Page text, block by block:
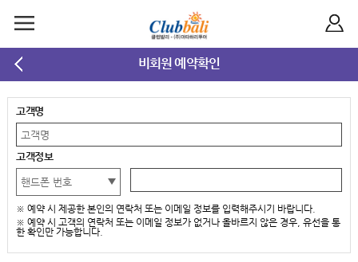
비회원 예약확인
고객명
고객정보
※ 예약 시 제공한 본인의 연락처 또는 이메일 정보를 입력해주시기 바랍니다.
※ 예약 시 고객의 연락처 또는 이메일 정보가 없거나 올바르지 않은 경우, 유선을 통
한 확인만 가능합니다.